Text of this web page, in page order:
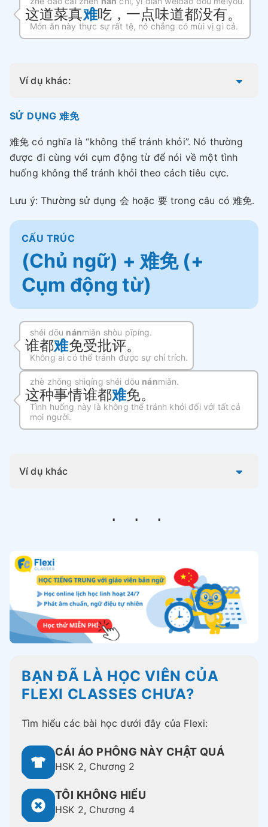
这道菜真难吃，一点味道都没有。
Món ăn này thực sự rất tệ, nó chẳng có mùi vị gì cả.
Ví dụ khác:
SỬ DỤNG 难免
难免 có nghĩa là “không thể tránh khỏi”. Nó thường
được đi cùng với cụm động từ để nói về một tình
huống không thể tránh khỏi theo cách tiêu cực.
Lưu ý: Thường sử dụng 会 hoặc 要 trong câu có 难免.
CẤU TRÚC
(Chủ ngữ) + 难免 (+
Cụm động từ)
shéi dōu nánmiǎn shòu pīpíng.
谁都难免受批评。
Không ai có thể tránh được sự chỉ trích.
zhè zhǒng shìqíng shéi dōu nánmiǎn.
这种事情谁都难免。
Tình huống này là không thể tránh khỏi đối với tất cả
mọi người.
Ví dụ khác
BẠN ĐÃ LÀ HỌC VIÊN CỦA
FLEXI CLASSES CHƯA?
Tìm hiểu các bài học dưới đây của Flexi:
CÁI ÁO PHÔNG NÀY CHẬT QUÁ
HSK 2, Chương 2
TÔI KHÔNG HIỂU
HSK 2, Chương 4